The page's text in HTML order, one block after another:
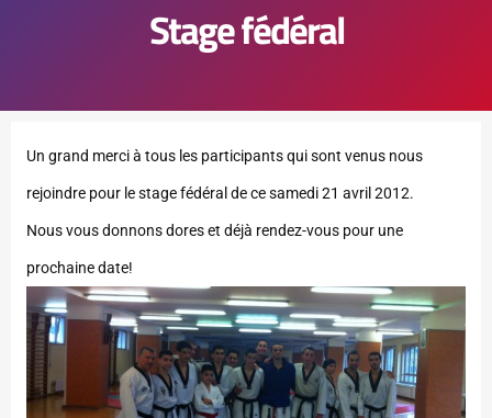
Stage fédéral
Un grand merci à tous les participants qui sont venus nous
rejoindre pour le stage fédéral de ce samedi 21 avril 2012.
Nous vous donnons dores et déjà rendez-vous pour une
prochaine date!